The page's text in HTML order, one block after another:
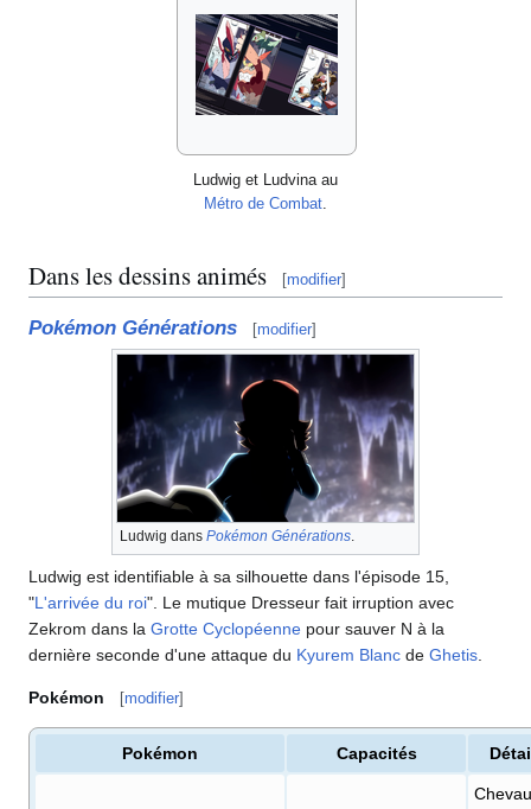
Ludwig et Ludvina au
Métro de Combat
Dans les dessins animés [modifier]
Pokémon Générations [modifier]
Ludwig dans Pokémon Générations.
Ludwig est identifiable à sa silhouette dans l'épisode 15,
"L'arrivée du roi". Le mutique Dresseur fait irruption avec
Zekrom dans la Grotte Cyclopéenne pour sauver N à la
dernière seconde d'une attaque du Kyurem Blanc de Ghetis.
Pokémon [modifier]
Pokémon Capacités